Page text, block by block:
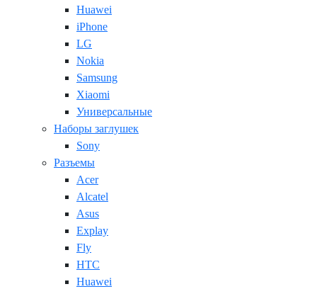
Huawei
iPhone
LG
Nokia
Samsung
Xiaomi
Универсальные
Наборы заглушек
Sony
Разъемы
Acer
Alcatel
Asus
Explay
Fly
HTC
Huawei